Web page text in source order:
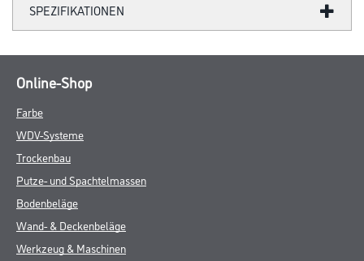
SPEZIFIKATIONEN
Online-Shop
Farbe
WDV-Systeme
Trockenbau
Putze- und Spachtelmassen
Bodenbeläge
Wand- & Deckenbeläge
Werkzeug & Maschinen